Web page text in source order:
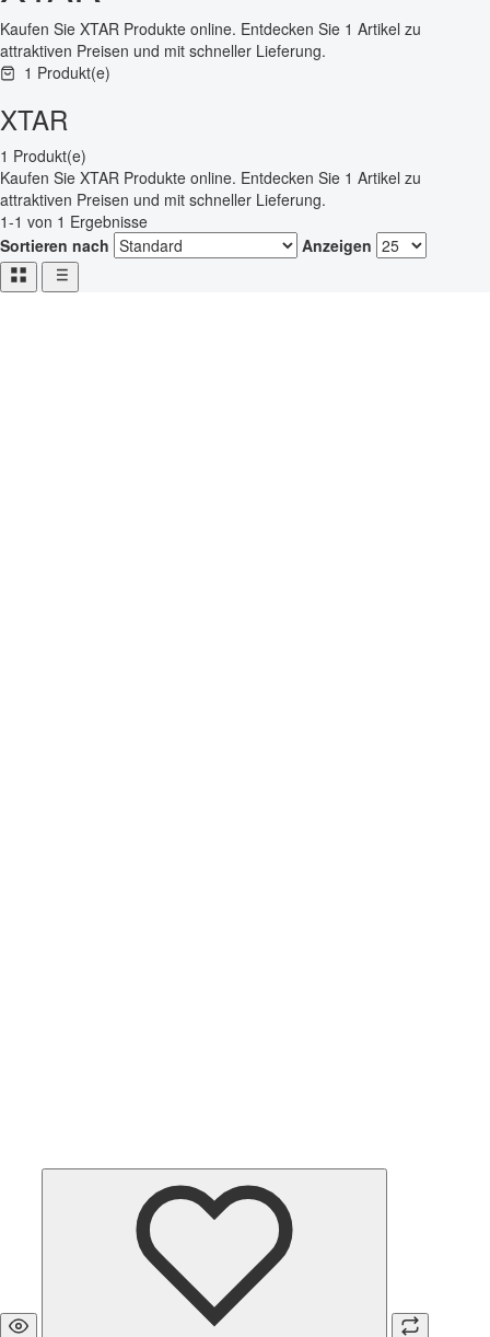
Kaufen Sie XTAR Produkte online. Entdecken Sie 1 Artikel zu
attraktiven Preisen und mit schneller Lieferung.
1 Produkt(e)
XTAR
1 Produkt(e)
Kaufen Sie XTAR Produkte online. Entdecken Sie 1 Artikel zu
attraktiven Preisen und mit schneller Lieferung.
1-1 von 1 Ergebnisse
Sortieren nach
Anzeigen